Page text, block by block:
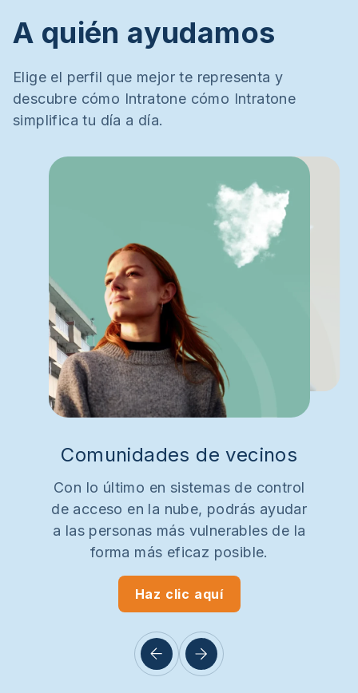
A quién ayudamos
Elige el perfil que mejor te representa y
descubre cómo Intratone cómo Intratone
simplifica tu día a día.
Comunidades de vecinos
Con lo último en sistemas de control
de acceso en la nube, podrás ayudar
a las personas más vulnerables de la
forma más eficaz posible.
Haz clic aquí